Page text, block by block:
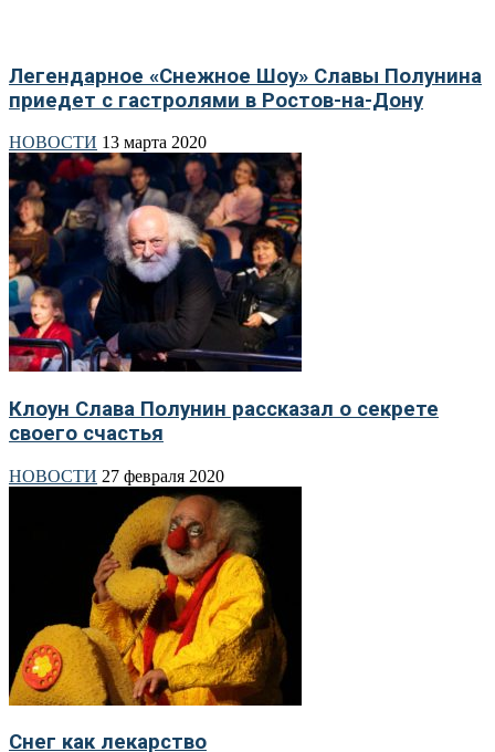
Легендарное «Снежное Шоу» Славы Полунина
приедет с гастролями в Ростов-на-Дону
НОВОСТИ 13 марта 2020
Клоун Слава Полунин рассказал о секрете
своего счастья
НОВОСТИ 27 февраля 2020
Снег как лекарство